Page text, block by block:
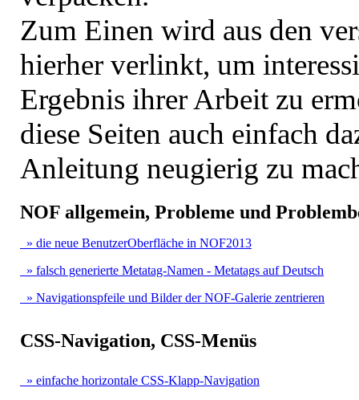
Zum Einen wird aus den
hierher verlinkt, um
Ergebnis ihrer Arbeit zu
diese Seiten auch einfach
Anleitung neugierig zu
NOF allgemein, Probleme und
» die neue BenutzerOberfläche in NOF2013
» falsch generierte Metatag-Namen - Metatags auf Deutsch
» Navigationspfeile und Bilder der NOF-Galerie zentrieren
CSS-Navigation, CSS-Menüs
» einfache horizontale CSS-Klapp-Navigation